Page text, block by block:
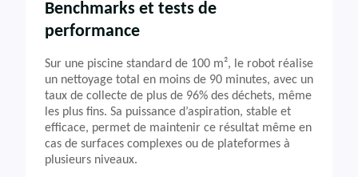
Benchmarks et tests de
performance
Sur une piscine standard de 100 m², le robot réalise
un nettoyage total en moins de 90 minutes, avec un
taux de collecte de plus de 96% des déchets, même
les plus fins. Sa puissance d’aspiration, stable et
efficace, permet de maintenir ce résultat même en
cas de surfaces complexes ou de plateformes à
plusieurs niveaux.